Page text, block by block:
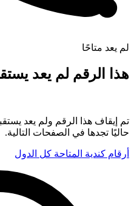
لم يعد متاحًا
هذا الرقم لم يعد
حاليًا تجدها في الصفحات التالية.
أرقام كندية المتاحة كل الدول